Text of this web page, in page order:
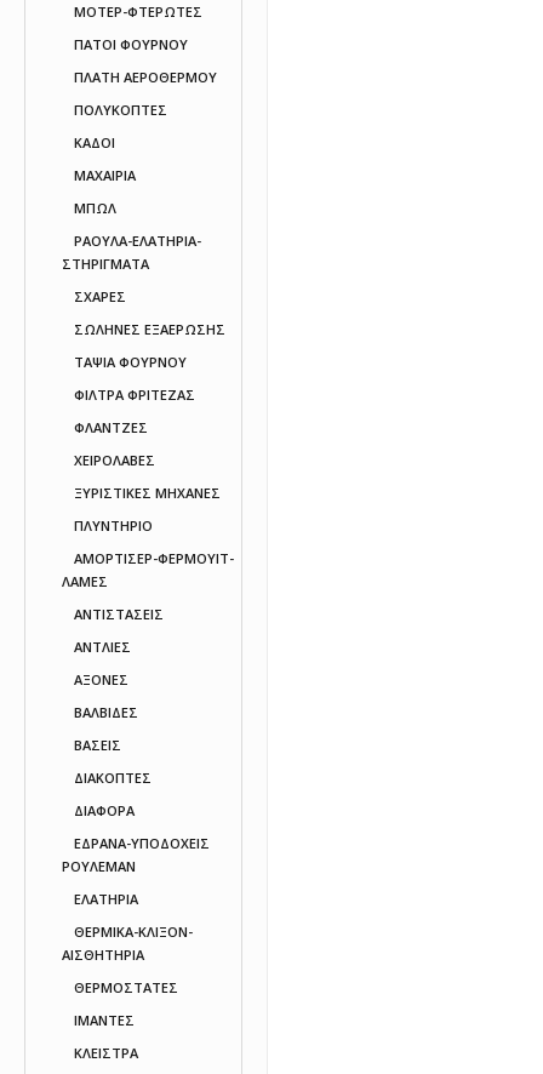
ΜΟΤΕΡ-ΦΤΕΡΩΤΕΣ
ΠΑΤΟΙ ΦΟΥΡΝΟΥ
ΠΛΑΤΗ ΑΕΡΟΘΕΡΜΟΥ
ΠΟΛΥΚΟΠΤΕΣ
ΚΑΔΟΙ
ΜΑΧΑΙΡΙΑ
ΜΠΩΛ
ΡΑΟΥΛΑ-ΕΛΑΤΗΡΙΑ-
ΣΤΗΡΙΓΜΑΤΑ
ΣΧΑΡΕΣ
ΣΩΛΗΝΕΣ ΕΞΑΕΡΩΣΗΣ
ΤΑΨΙΑ ΦΟΥΡΝΟΥ
ΦΙΛΤΡΑ ΦΡΙΤΕΖΑΣ
ΦΛΑΝΤΖΕΣ
ΧΕΙΡΟΛΑΒΕΣ
ΞΥΡΙΣΤΙΚΕΣ ΜΗΧΑΝΕΣ
ΠΛΥΝΤΗΡΙΟ
ΑΜΟΡΤΙΣΕΡ-ΦΕΡΜΟΥΙΤ-
ΛΑΜΕΣ
ΑΝΤΙΣΤΑΣΕΙΣ
ΑΝΤΛΙΕΣ
ΑΞΟΝΕΣ
ΒΑΛΒΙΔΕΣ
ΒΑΣΕΙΣ
ΔΙΑΚΟΠΤΕΣ
ΔΙΑΦΟΡΑ
ΕΔΡΑΝΑ-ΥΠΟΔΟΧΕΙΣ
ΡΟΥΛΕΜΑΝ
ΕΛΑΤΗΡΙΑ
ΘΕΡΜΙΚΑ-ΚΛΙΞΟΝ-
ΑΙΣΘΗΤΗΡΙΑ
ΘΕΡΜΟΣΤΑΤΕΣ
ΙΜΑΝΤΕΣ
ΚΛΕΙΣΤΡΑ